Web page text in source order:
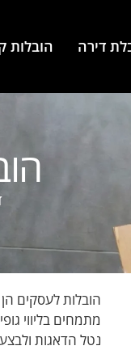
דירה הובלות
מתמחים בליווי
נטל הדאגות